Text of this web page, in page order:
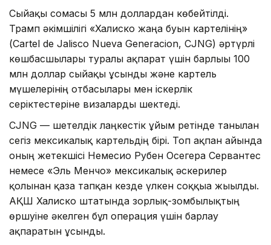
Сыйақы сомасы 5 млн доллардан көбейтілді.
Трамп әкімшілігі «Халиско жаңа буын картелінің»
(Cartel de Jalisco Nueva Generacion, CJNG) әртүрлі
көшбасшылары туралы ақпарат үшін барлығы 100
млн доллар сыйақы ұсынды және картель
мүшелерінің отбасылары мен іскерлік
серіктестеріне визаларды шектеді.
CJNG — шетелдік лаңкестік ұйым ретінде танылған
сегіз мексикалық картельдің бірі. Топ ақпан айында
оның жетекшісі Немесио Рубен Осегера Сервантес
немесе «Эль Менчо» мексикалық әскерилер
қолынан қаза тапқан кезде үлкен соққыға жығылды.
АҚШ Халиско штатында зорлық-зомбылықтың
өршуіне әкелген бұл операция үшін барлау
ақпаратын ұсынды.